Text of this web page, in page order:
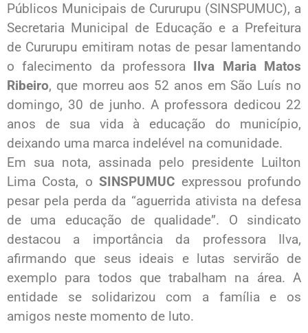
Públicos Municipais de Cururupu (SINSPUMUC), a
Secretaria Municipal de Educação e a Prefeitura
de Cururupu emitiram notas de pesar lamentando
o falecimento da professora Ilva Maria Matos
Ribeiro, que morreu aos 52 anos em São Luís no
domingo, 30 de junho. A professora dedicou 22
anos de sua vida à educação do município,
deixando uma marca indelével na comunidade.
Em sua nota, assinada pelo presidente Luilton
Lima Costa, oSINSPUMUC expressou profundo
pesar pela perda da “aguerrida ativista na defesa
de uma educação de qualidade”. O sindicato
destacou a importância da professora Ilva,
afirmando que seus ideais e lutas servirão de
exemplo para todos que trabalham na área. A
entidade se solidarizou com a família e os
amigos neste momento de luto.